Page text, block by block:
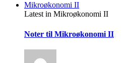
Mikroøkonomi II
Latest in Mikroøkonomi II
Noter til Mikroøkonomi II